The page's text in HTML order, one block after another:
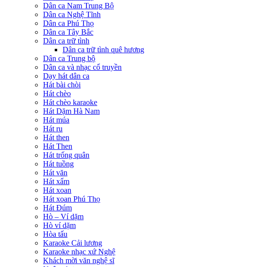
Dân ca Nam Trung Bộ
Dân ca Nghệ Tĩnh
Dân ca Phú Thọ
Dân ca Tây Bắc
Dân ca trữ tình
Dân ca trữ tình quê hương
Dân ca Trung bộ
Dân ca và nhạc cổ truyền
Dạy hát dân ca
Hát bài chòi
Hát chèo
Hát chèo karaoke
Hát Dặm Hà Nam
Hát múa
Hát ru
Hát then
Hát Then
Hát trống quân
Hát tuồng
Hát văn
Hát xẩm
Hát xoan
Hát xoan Phú Thọ
Hát Đúm
Hò – Ví dặm
Hò ví dặm
Hòa tấu
Karaoke Cải lương
Karaoke nhạc xứ Nghệ
Khách mời văn nghệ sĩ